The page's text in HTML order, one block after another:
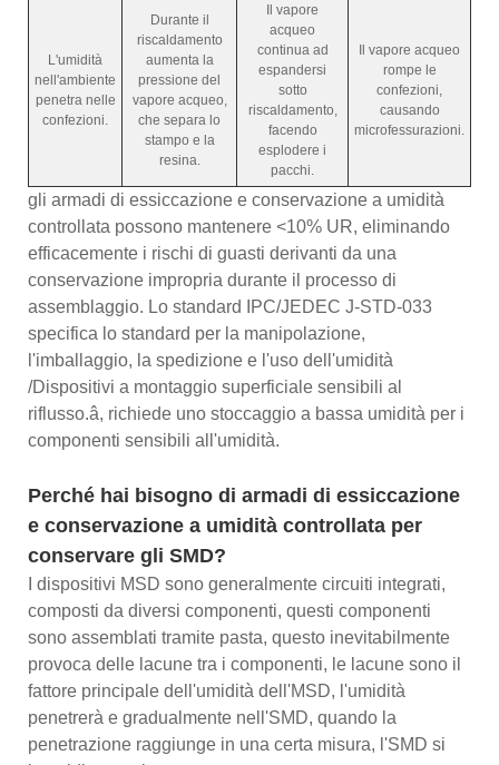
L'umidità
nell'ambiente
penetra nelle
confezioni.
Durante il
riscaldamento
aumenta la
pressione del
vapore acqueo,
che separa lo
stampo e la
resina.
Il vapore
acqueo
continua ad
espandersi
sotto
riscaldamento,
facendo
esplodere i
pacchi.
Il vapore acqueo
rompe le
confezioni,
causando
microfessurazioni.
gli armadi di essiccazione e conservazione a umidità
controllata possono mantenere <10% UR, eliminando
efficacemente i rischi di guasti derivanti da una
conservazione impropria durante il processo di
assemblaggio. Lo standard IPC/JEDEC J-STD-033
specifica lo standard per la manipolazione,
l'imballaggio, la spedizione e l'uso dell'umidità
/Dispositivi a montaggio superficiale sensibili al
riflusso.â, richiede uno stoccaggio a bassa umidità per i
componenti sensibili all'umidità.
Perché hai bisogno di armadi di essiccazione
e conservazione a umidità controllata per
conservare gli SMD?
I dispositivi MSD sono generalmente circuiti integrati,
composti da diversi componenti, questi componenti
sono assemblati tramite pasta, questo inevitabilmente
provoca delle lacune tra i componenti, le lacune sono il
fattore principale dell'umidità dell'MSD, l'umidità
penetrerà e gradualmente nell'SMD, quando la
penetrazione raggiunge in una certa misura, l'SMD si